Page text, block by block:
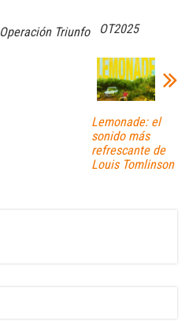
Operación Triunfo OT2025
Lemonade: el
sonido más
refrescante de
Louis Tomlinson